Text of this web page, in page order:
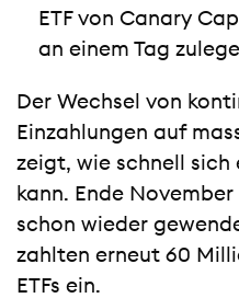
ETF von Canary
an einem Tag
Der Wechsel von
Einzahlungen auf
zeigt, wie schnell sich
kann. Ende
schon wieder
zahlten erneut 60
ETFs ein.